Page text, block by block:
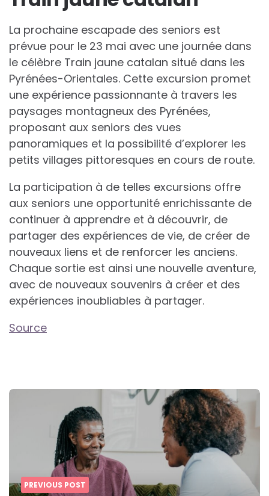
La prochaine escapade des seniors est
prévue pour le 23 mai avec une journée dans
le célèbre Train jaune catalan situé dans les
Pyrénées-Orientales. Cette excursion promet
une expérience passionnante à travers les
paysages montagneux des Pyrénées,
proposant aux seniors des vues
panoramiques et la possibilité d’explorer les
petits villages pittoresques en cours de route.
La participation à de telles excursions offre
aux seniors une opportunité enrichissante de
continuer à apprendre et à découvrir, de
partager des expériences de vie, de créer de
nouveaux liens et de renforcer les anciens.
Chaque sortie est ainsi une nouvelle aventure,
avec de nouveaux souvenirs à créer et des
expériences inoubliables à partager.
Source
Post
navigation
PREVIOUS POST